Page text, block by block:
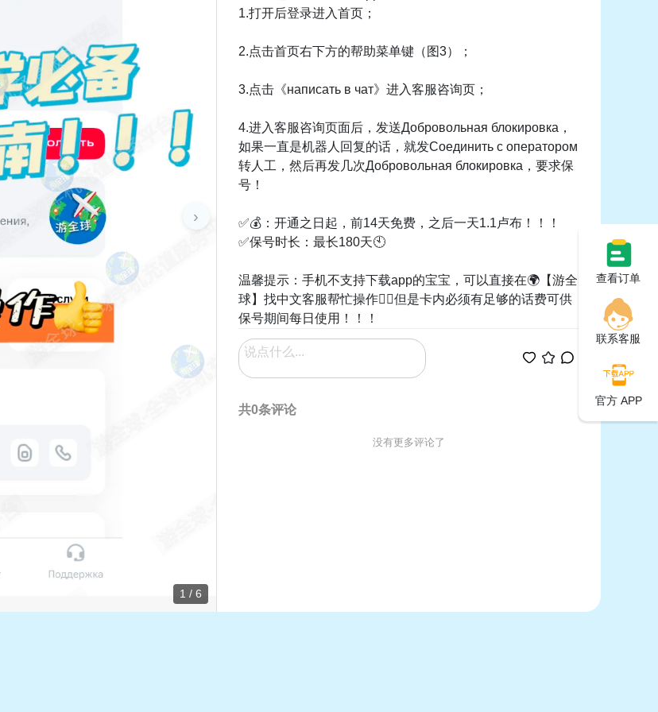
›
1 / 6
1.打开后登录进入首页；
2.点击首页右下方的帮助菜单键（图3）；
3.点击《написать в чат》进入客服咨询页；
4.进入客服咨询页面后，发送Добровольная блокировка，
如果一直是机器人回复的话，就发Соединить с оператором
转人工，然后再发几次Добровольная блокировка，要求保
号！
✅💰：开通之日起，前14天免费，之后一天1.1卢布！！！
✅保号时长：最长180天🕙
温馨提示：手机不支持下载app的宝宝，可以直接在🌍【游全
球】找中文客服帮忙操作💁‍♂️但是卡内必须有足够的话费可供
保号期间每日使用！！！
共0条评论
没有更多评论了
查看订单
联系客服
官方 APP